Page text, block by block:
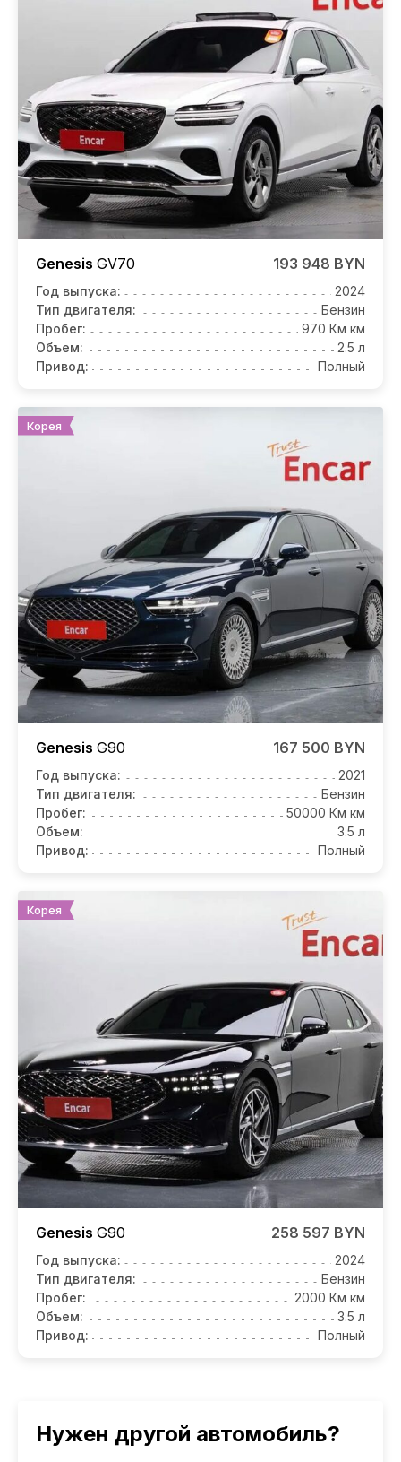
Genesis GV70 193 948 BYN
Год выпуска:
2024
Тип двигателя:
Бензин
Пробег:
970 Км км
Объем:
2.5 л
Привод:
Полный
Корея
Genesis G90 167 500 BYN
Год выпуска:
2021
Тип двигателя:
Бензин
Пробег:
50000 Км км
Объем:
3.5 л
Привод:
Полный
Корея
Genesis G90 258 597 BYN
Год выпуска:
2024
Тип двигателя:
Бензин
Пробег:
2000 Км км
Объем:
3.5 л
Привод:
Полный
Нужен другой автомобиль?